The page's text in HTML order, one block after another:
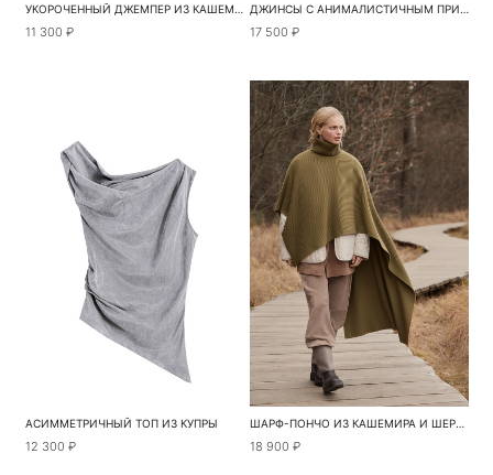
УКОРОЧЕННЫЙ ДЖЕМПЕР ИЗ КАШЕМИРА И ШЕРСТИ
11 300 ₽
ДЖИНСЫ С АНИМАЛИСТИЧНЫМ ПРИНТОМ
17 500 ₽
АСИММЕТРИЧНЫЙ ТОП ИЗ КУПРЫ
12 300 ₽
ШАРФ-ПОНЧО ИЗ КАШЕМИРА И ШЕРСТИ
18 900 ₽